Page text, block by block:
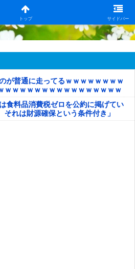
トップ サイドバー
ス録
が普通に走ってるｗｗｗｗｗｗｗｗ
ｗｗｗｗｗｗｗｗｗｗｗｗｗｗｗｗ
食料品消費税ゼロを公約に掲げてい
れは財源確保という条件付き」